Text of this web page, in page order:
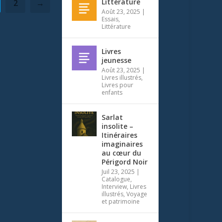
2 →
Août 23, 2025 |
Essais,
Littérature
Livres
jeunesse
Août 23, 2025 |
Livres illustrés,
Livres pour
enfants
Sarlat
insolite –
Itinéraires
imaginaires
au cœur du
Périgord Noir
Juil 23, 2025 |
Catalogue,
Interview, Livres
illustrés,Voyage
et patrimoine